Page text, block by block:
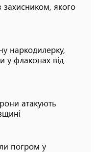
захисником, якого
наркодилерку,
у флаконах від
атакують
погром у